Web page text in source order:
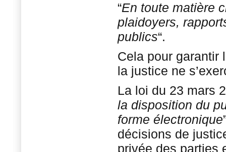
“En toute matière
plaidoyers,
publics“.
Cela pour garantir
la justice ne
La loi du 23 mars
la disposition du
forme électronique
décisions de
privée des parties